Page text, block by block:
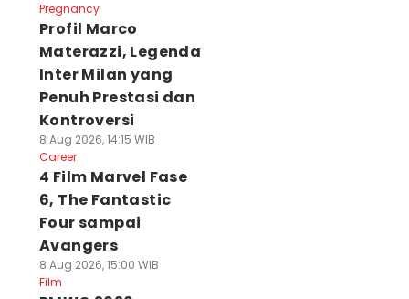
Pregnancy
Profil Marco
Materazzi, Legenda
Inter Milan yang
Penuh Prestasi dan
Kontroversi
8 Aug 2026, 14:15 WIB
Career
4 Film Marvel Fase
6, The Fantastic
Four sampai
Avangers
8 Aug 2026, 15:00 WIB
Film